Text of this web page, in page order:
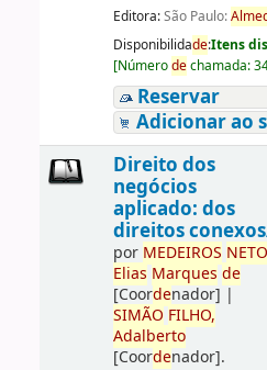
Editora:São Paulo:
Disponibilidade:Itens
[Númerodechamada:
Reservar
Adicionar ao
Direito dos
negócios
aplicado: dos
direitos
por MEDEIROS
Elias Marques de
[Coordenador] |
SIMÃO FILHO,
Adalberto
[Coordenador].